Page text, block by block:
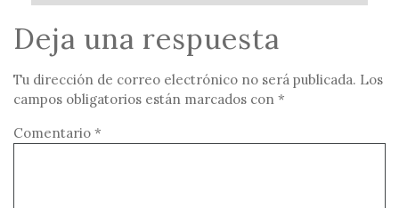
Deja una respuesta
Tu dirección de correo electrónico no será publicada. Los
campos obligatorios están marcados con *
Comentario *